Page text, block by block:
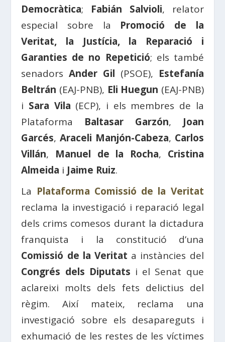
Democràtica; Fabián Salvioli, relator
especial sobre la Promoció de la
Veritat, la Justícia, la Reparació i
Garanties de no Repetició; els també
senadorsAnder Gil (PSOE), Estefanía
Beltrán (EAJ-PNB), Eli Huegun (EAJ-PNB)
i Sara Vila (ECP), i els membres de la
Plataforma Baltasar Garzón, Joan
Garcés,Araceli Manjón-Cabeza, Carlos
Villán, Manuel de la Rocha, Cristina
Almeida i Jaime Ruiz.
La Plataforma Comissió de la Veritat
reclama la investigació i reparació legal
dels crims comesos durant la dictadura
franquista i la constitució d’una
Comissió de la Veritat a instàncies del
Congrés dels Diputats i el Senat que
aclareixi molts dels fets delictius del
règim. Així mateix, reclama una
investigació sobre els desapareguts i
exhumació de les restes de les víctimes